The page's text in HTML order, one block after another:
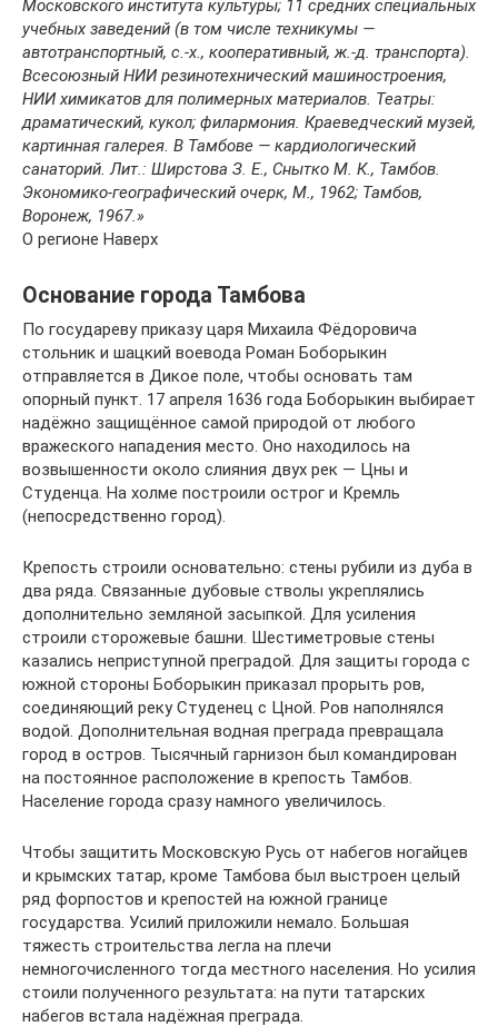
Московского института культуры; 11 средних специальных
учебных заведений (в том числе техникумы —
автотранспортный, с.-х., кооперативный, ж.-д. транспорта).
Всесоюзный НИИ резинотехнический машиностроения,
НИИ химикатов для полимерных материалов. Театры:
драматический, кукол; филармония. Краеведческий музей,
картинная галерея. В Тамбове — кардиологический
санаторий. Лит.: Ширстова З. Е., Снытко М. К., Тамбов.
Экономико-географический очерк, М., 1962; Тамбов,
Воронеж, 1967.»
О регионе Наверх
Основание города Тамбова
По государеву приказу царя Михаила Фёдоровича
стольник и шацкий воевода Роман Боборыкин
отправляется в Дикое поле, чтобы основать там
опорный пункт. 17 апреля 1636 года Боборыкин выбирает
надёжно защищённое самой природой от любого
вражеского нападения место. Оно находилось на
возвышенности около слияния двух рек — Цны и
Студенца. На холме построили острог и Кремль
(непосредственно город).
Крепость строили основательно: стены рубили из дуба в
два ряда. Связанные дубовые стволы укреплялись
дополнительно земляной засыпкой. Для усиления
строили сторожевые башни. Шестиметровые стены
казались неприступной преградой. Для защиты города с
южной стороны Боборыкин приказал прорыть ров,
соединяющий реку Студенец с Цной. Ров наполнялся
водой. Дополнительная водная преграда превращала
город в остров. Тысячный гарнизон был командирован
на постоянное расположение в крепость Тамбов.
Население города сразу намного увеличилось.
Чтобы защитить Московскую Русь от набегов ногайцев
и крымских татар, кроме Тамбова был выстроен целый
ряд форпостов и крепостей на южной границе
государства. Усилий приложили немало. Большая
тяжесть строительства легла на плечи
немногочисленного тогда местного населения. Но усилия
стоили полученного результата: на пути татарских
набегов встала надёжная преграда.